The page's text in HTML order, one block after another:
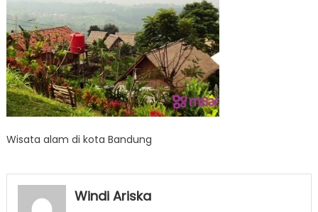
Wisata alam di kota Bandung
Windi Ariska